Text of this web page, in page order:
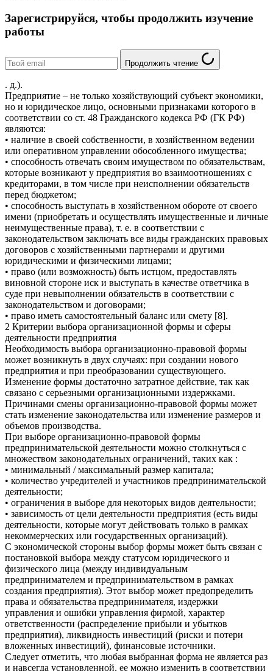
Зарегистрируйся, чтобы продолжить изучение
работы
Продолжить чтение
. д.).
Предприятие – не только хозяйствующий субъект экономики,
но и юридическое лицо, основными признаками которого в
соответствии со ст. 48 Гражданского кодекса РФ (ГК РФ)
являются:
• наличие в своей собственности, в хозяйственном ведении
или оперативном управлении обособленного имущества;
• способность отвечать своим имуществом по обязательствам,
которые возникают у предприятия во взаимоотношениях с
кредиторами, в том числе при неисполнении обязательств
перед бюджетом;
• способность выступать в хозяйственном обороте от своего
имени (приобретать и осуществлять имущественные и личные
неимущественные права), т. е. в соответствии с
законодательством заключать все виды гражданских правовых
договоров с хозяйственными партнерами и другими
юридическими и физическими лицами;
• право (или возможность) быть истцом, предоставлять
виновной стороне иск и выступать в качестве ответчика в
суде при невыполнении обязательств в соответствии с
законодательством и договорами;
• право иметь самостоятельный баланс или смету [8].
2 Критерии выбора организационной формы и сферы
деятельности предприятия
Необходимость выбора организационно-правовой формы
может возникнуть в двух случаях: при создании нового
предприятия и при преобразовании существующего.
Изменение формы достаточно затратное действие, так как
связано с серьезными организационными издержками.
Причинами смены организационно-правовой формы может
стать изменение законодательства или изменение размеров и
объемов производства.
При выборе организационно-правовой формы
предпринимательской деятельности можно столкнуться с
множеством законодательных ограничений, таких как :
• минимальный / максимальный размер капитала;
• количество учредителей и участников предпринимательской
деятельности;
• ограничения в выборе для некоторых видов деятельности;
• зависимость от цели деятельности предприятия (есть виды
деятельности, которые могут действовать только в рамках
некоммерческих или государственных организаций).
С экономической стороны выбор формы может быть связан с
постановкой выбора между статусом юридического и
физического лица (между индивидуальным
предпринимателем и предпринимательством в рамках
создания предприятия). Этот выбор может предопределить
права и обязательства предпринимателя, издержки
управления и ошибки управления фирмой, характер
ответственности (распределение прибыли и убытков
предприятия), ликвидность инвестиций (риски и потери
вложенных инвестиций), финансовые источники.
Следует отметить, что любая выбранная форма не является раз
и навсегда установленной, ее можно изменить в соответствии